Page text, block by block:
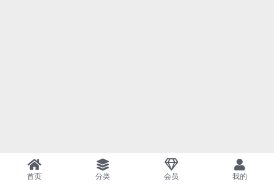
首页 分类 会员 我的